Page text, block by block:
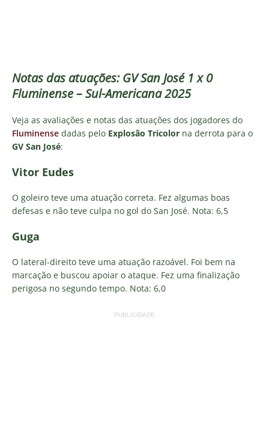
Notas das atuações: GV San José 1 x 0
Fluminense – Sul-Americana 2025
Veja as avaliações e notas das atuações dos jogadores do
Fluminense dadas pelo Explosão Tricolor na derrota para o
GV San José:
Vitor Eudes
O goleiro teve uma atuação correta. Fez algumas boas
defesas e não teve culpa no gol do San José. Nota: 6,5
Guga
O lateral-direito teve uma atuação razoável. Foi bem na
marcação e buscou apoiar o ataque. Fez uma finalização
perigosa no segundo tempo. Nota: 6,0
PUBLICIDADE